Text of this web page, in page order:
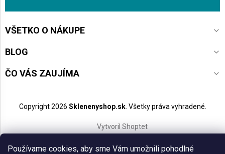
Používame cookies, aby sme Vám umožnili pohodlné
VŠETKO O NÁKUPE
BLOG
ČO VÁS ZAUJÍMA
Vytvoril Shoptet
Copyright 2026 Sklenenyshop.sk. Všetky práva vyhradené.